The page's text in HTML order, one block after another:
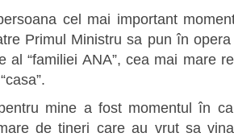
cel mai important
Primul Ministru sa pun în
al “familiei ANA”, cea mai mare
mine a fost momentul în
de tineri care au vrut sa